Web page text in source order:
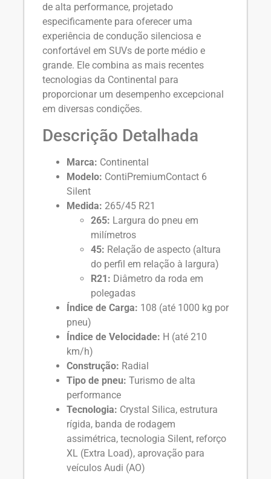
de alta performance, projetado
especificamente para oferecer uma
experiência de condução silenciosa e
confortável em SUVs de porte médio e
grande. Ele combina as mais recentes
tecnologias da Continental para
proporcionar um desempenho excepcional
em diversas condições.
Descrição Detalhada
Marca: Continental
Modelo: ContiPremiumContact 6
Silent
Medida: 265/45 R21
265: Largura do pneu em
milímetros
45: Relação de aspecto (altura
do perfil em relação à largura)
R21: Diâmetro da roda em
polegadas
Índice de Carga: 108 (até 1000 kg por
pneu)
Índice de Velocidade: H (até 210
km/h)
Construção: Radial
Tipo de pneu: Turismo de alta
performance
Tecnologia: Crystal Silica, estrutura
rígida, banda de rodagem
assimétrica, tecnologia Silent, reforço
XL (Extra Load), aprovação para
veículos Audi (AO)